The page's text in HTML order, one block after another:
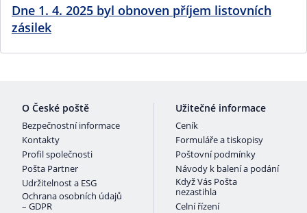
Dne 1. 4. 2025 byl obnoven příjem listovních
zásilek
O České poště
Bezpečnostní informace
Kontakty
Profil společnosti
Pošta Partner
Udržitelnost a ESG
Ochrana osobních údajů
– GDPR
Užitečné informace
Ceník
Formuláře a tiskopisy
Poštovní podmínky
Návody k balení a podání
Když Vás Pošta
nezastihla
Celní řízení